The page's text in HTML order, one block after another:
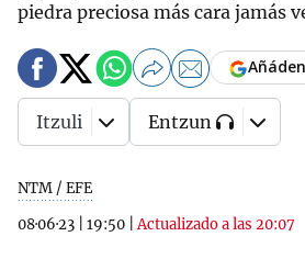
piedra preciosa más cara jamás
NTM / EFE
08·06·23
19:50 |Actualizado a las 20:07
Itzuli Entzun